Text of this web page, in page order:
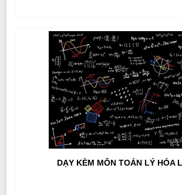
DẠY KÈM MÔN TOÁN LÝ HÓA